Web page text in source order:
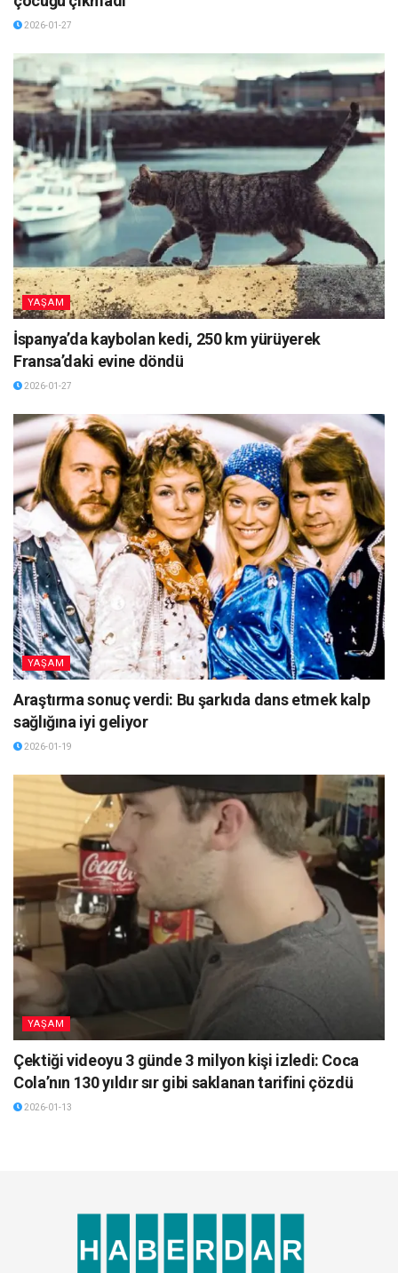
2026-01-27
YAŞAM
İspanya’da kaybolan kedi, 250 km yürüyerek
Fransa’daki evine döndü
YAŞAM
Araştırma sonuç verdi: Bu şarkıda dans etmek kalp
sağlığına iyi geliyor
2026-01-19
YAŞAM
Çektiği videoyu 3 günde 3 milyon kişi izledi: Coca
Cola’nın 130 yıldır sır gibi saklanan tarifini çözdü